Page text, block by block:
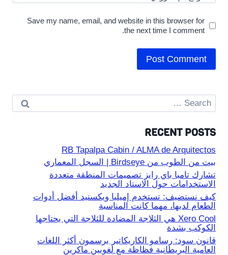
Save my name, email, and website in this browser for
the next time I comment.
Search
for:
RECENT POSTS
RB Tapalpa Cabin / ALMA de Arquitectos
بيت من الطوب من Birdseye | السجل المعماري
تشارك تامبا باي رايز تصميمات المنطقة متعددة
الاستخدامات حول الاستاد الجديد
كيف نستضيف: تستخدم إميليا ويكستيد أفضل أدوات
الطعام لديها، مهما كانت المناسبة
Xero Cool هي الثلاجة المضادة للثلاجة التي يحتاجها
الكوكب بشدة
قانون سود: رسامو الكاريكاتير يرسمون أكثر اللغات
العامية البريطانية فظاظة مع لغويين ماكرين